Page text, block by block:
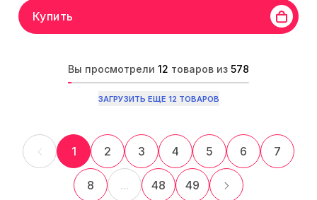
Купить
Вы просмотрели 12 товаров из 578
ЗАГРУЗИТЬ ЕЩЕ 12 ТОВАРОВ
1 2 3 4 5 6 7
8 ... 48 49